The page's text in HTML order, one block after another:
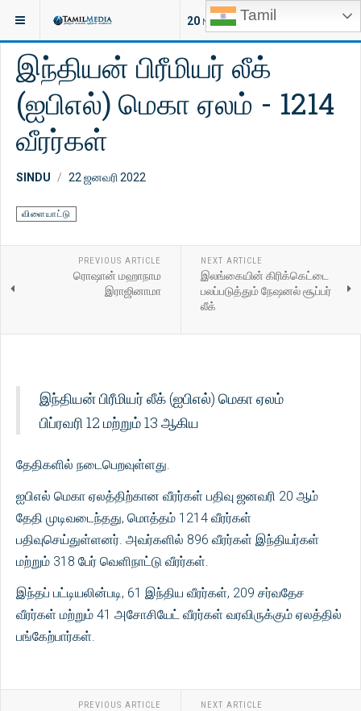
Tamil
20 NEW ARTICLES
இருக்குமிடம்: செய்திகள்
இந்தியன் பிரீமியர் லீக்
(ஐபிஎல்) மெகா ஏலம் - 1214
வீரர்கள்
SINDU 22 ஜனவரி 2022
விளையாட்டு
PREVIOUS ARTICLE
ரொஷான் மஹாநாம
இராஜினாமா
NEXT ARTICLE
இலங்கையின் கிரிக்கெட்டை
பலப்படுத்தும் நேஷனல் சூப்பர்
லீக்
இந்தியன் பிரீமியர் லீக் (ஐபிஎல்) மெகா ஏலம்
பிப்ரவரி 12 மற்றும் 13 ஆகிய
தேதிகளில் நடைபெறவுள்ளது.
ஐபிஎல் மெகா ஏலத்திற்கான வீரர்கள் பதிவு ஜனவரி 20 ஆம்
தேதி முடிவடைந்தது, மொத்தம் 1214 வீரர்கள்
பதிவுசெய்துள்ளனர். அவர்களில் 896 வீரர்கள் இந்தியர்கள்
மற்றும் 318 பேர் வெளிநாட்டு வீரர்கள்.
இந்தப் பட்டியலின்படி, 61 இந்திய வீரர்கள், 209 சர்வதேச
வீரர்கள் மற்றும் 41 அசோசியேட் வீரர்கள் வரவிருக்கும் ஏலத்தில்
பங்கேற்பார்கள்.
PREVIOUS ARTICLE NEXT ARTICLE